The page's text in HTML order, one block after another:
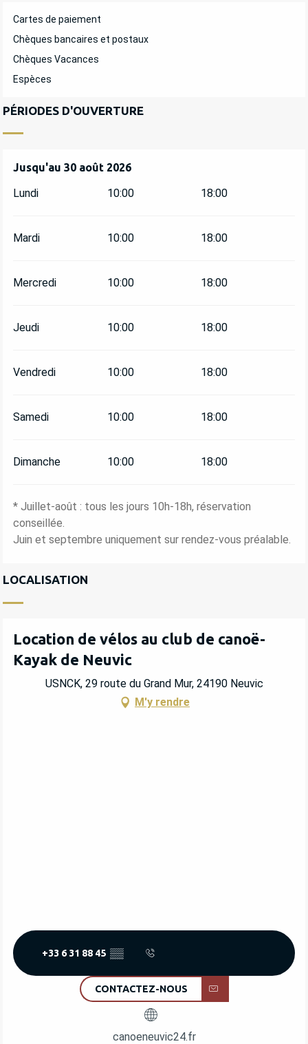
Cartes de paiement
Chèques bancaires et postaux
Chèques Vacances
Espèces
PÉRIODES D'OUVERTURE
Du4 juillet 2026au30 août 2026
Jusqu'au 30 août 2026
Lundi 10:00 18:00
Mardi 10:00 18:00
Mercredi 10:00 18:00
Jeudi 10:00 18:00
Vendredi 10:00 18:00
Samedi 10:00 18:00
Dimanche 10:00 18:00
* Juillet-août : tous les jours 10h-18h, réservation
conseillée.
Juin et septembre uniquement sur rendez-vous préalable.
LOCALISATION
Location de vélos au club de canoë-
Kayak de Neuvic
USNCK, 29 route du Grand Mur, 24190 Neuvic
M'y rendre
+33 6 31 88 45 ▒▒
CONTACTEZ-NOUS
canoeneuvic24.fr